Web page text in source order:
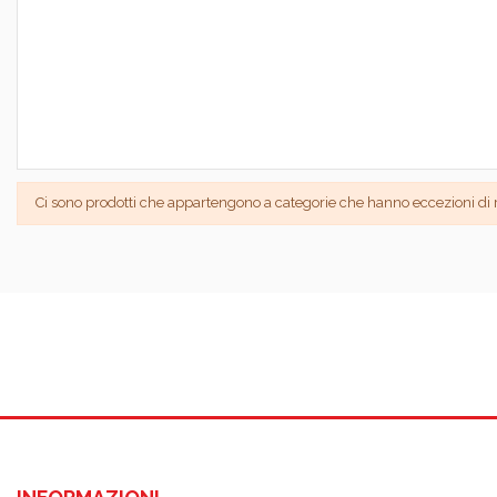
Ci sono prodotti che appartengono a categorie che hanno eccezioni di